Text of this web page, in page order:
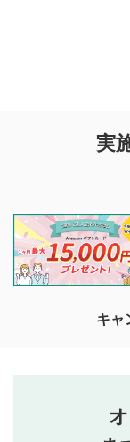
投稿する
を目的として、
投稿ができます
閲覧および投稿
他の利用者が動
待ちしております
なお、投稿をも
行ってくださ
実
キャ